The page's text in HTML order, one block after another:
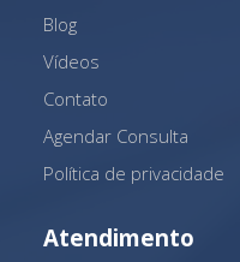
Blog
Vídeos
Contato
Agendar Consulta
Política de privacidade
Atendimento